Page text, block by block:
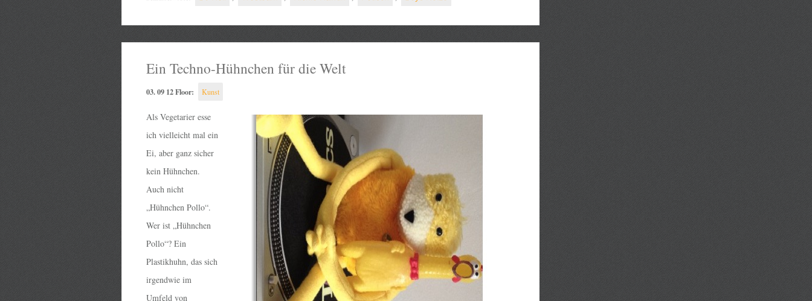
Ein Techno-Hühnchen für die Welt
03. 09 12 Floor: Kunst
Als Vegetarier esse
ich vielleicht mal ein
Ei, aber ganz sicher
kein Hühnchen.
Auch nicht
„Hühnchen Pollo“.
Wer ist „Hühnchen
Pollo“? Ein
Plastikhuhn, das sich
irgendwie im
Umfeld von